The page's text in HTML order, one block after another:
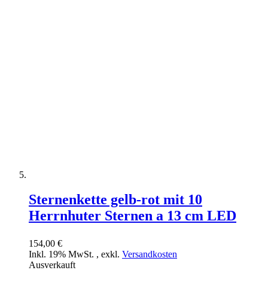
Sternenkette gelb-rot mit 10
Herrnhuter Sternen a 13 cm LED
154,00 €
Inkl. 19% MwSt. , exkl. Versandkosten
Ausverkauft